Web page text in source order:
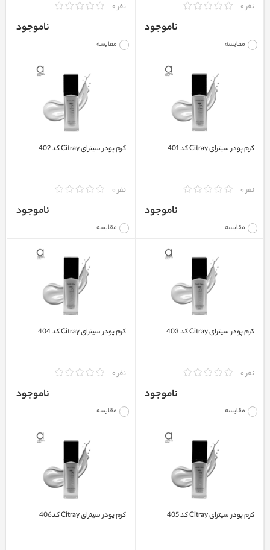
نفر 0
مقایسه
ناموجود
نفر 0
مقایسه
ناموجود
کرم پودر سیترای Citray کد 401
نفر 0
مقایسه
ناموجود
کرم پودر سیترای Citray کد 402
نفر 0
مقایسه
ناموجود
کرم پودر سیترای Citray کد 403
نفر 0
مقایسه
ناموجود
کرم پودر سیترای Citray کد 404
نفر 0
مقایسه
ناموجود
کرم پودر سیترای Citray کد 405 کرم پودر سیترای Citray کد406